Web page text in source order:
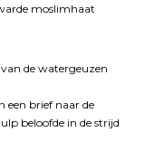
moslimhaat
de watergeuzen
een brief naar de
beloofde in de strijd